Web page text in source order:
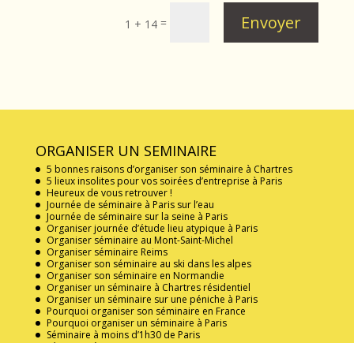
1 + 14 = Envoyer
ORGANISER UN SEMINAIRE
5 bonnes raisons d’organiser son séminaire à Chartres
5 lieux insolites pour vos soirées d’entreprise à Paris
Heureux de vous retrouver !
Journée de séminaire à Paris sur l’eau
Journée de séminaire sur la seine à Paris
Organiser journée d’étude lieu atypique à Paris
Organiser séminaire au Mont-Saint-Michel
Organiser séminaire Reims
Organiser son séminaire au ski dans les alpes
Organiser son séminaire en Normandie
Organiser un séminaire à Chartres résidentiel
Organiser un séminaire sur une péniche à Paris
Pourquoi organiser son séminaire en France
Pourquoi organiser un séminaire à Paris
Séminaire à moins d’1h30 de Paris